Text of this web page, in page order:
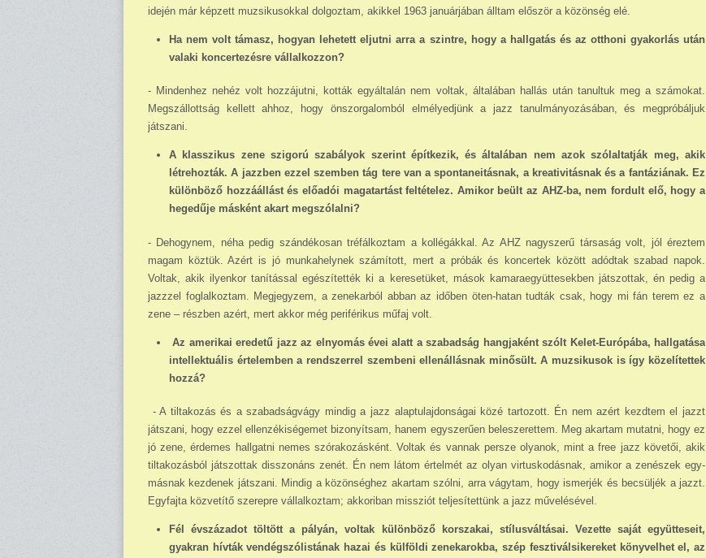
idején már képzett muzsikusokkal dolgoztam, akikkel 1963 januárjában álltam először a közönség elé.
Ha nem volt támasz, hogyan lehetett eljutni arra a szintre, hogy a hallgatás és az otthoni gyakorlás után
valaki koncertezésre vállalkozzon?
- Mindenhez nehéz volt hozzájutni, kották egyáltalán nem voltak, általában hallás után tanultuk meg a számokat.
Megszállottság kellett ahhoz, hogy önszorgalomból elmélyedjünk a jazz tanulmányozásában, és megpróbáljuk
játszani.
A klasszikus zene szigorú szabályok szerint építkezik, és általában nem azok szólaltatják meg, akik
létrehozták. A jazzben ezzel szemben tág tere van a spontaneitásnak, a kreativitásnak és a fantáziának. Ez
különböző hozzáállást és előadói magatartást feltételez. Amikor beült az AHZ-ba, nem fordult elő, hogy a
hegedűje másként akart megszólalni?
- Dehogynem, néha pedig szándékosan tréfálkoztam a kollégákkal. Az AHZ nagyszerű társaság volt, jól éreztem
magam köztük. Azért is jó munkahelynek számított, mert a próbák és koncertek között adódtak szabad napok.
Voltak, akik ilyenkor tanítással egészítették ki a kere­setüket, mások kamaraegyüttesekben játszottak, én pedig a
jazzzel foglalkoztam. Megjegyzem, a zenekarból abban az időben öten-hatan tudták csak, hogy mi fán terem ez a
zene – részben azért, mert akkor még periférikus műfaj volt.
Az amerikai eredetű jazz az elnyomás évei alatt a szabadság hangjaként szólt Kelet-Európába, hallgatása
intellektuális értelemben a rendszerrel szembeni ellenállásnak minősült. A muzsikusok is így közelítettek
hozzá?
- A tiltakozás és a szabadságvágy mindig a jazz alaptulajdonságai közé tartozott. Én nem azért kezdtem el jazzt
játszani, hogy ezzel ellenzékiségemet bizonyítsam, hanem egyszerűen beleszerettem. Meg akartam mutatni, hogy ez
jó zene, érdemes hallgatni nemes szórakozásként. Voltak és vannak persze olyanok, mint a free jazz követői, akik
tiltakozásból játszottak disszonáns zenét. Én nem látom értelmét az olyan virtuskodásnak, amikor a zenészek egy­
másnak kezdenek játszani. Mindig a közönséghez akartam szólni, arra vágytam, hogy ismerjék és becsüljék a jazzt.
Egyfajta közvetítő szerepre vállalkoztam; akkoriban missziót teljesítettünk a jazz művelésével.
Fél évszázadot töltött a pályán, voltak különböző korszakai, stílusváltásai. Vezette saját együtteseit,
gyakran hívták vendégszólistának hazai és külföldi zenekarokba, szép fesz­tiválsikereket könyvelhet el, az